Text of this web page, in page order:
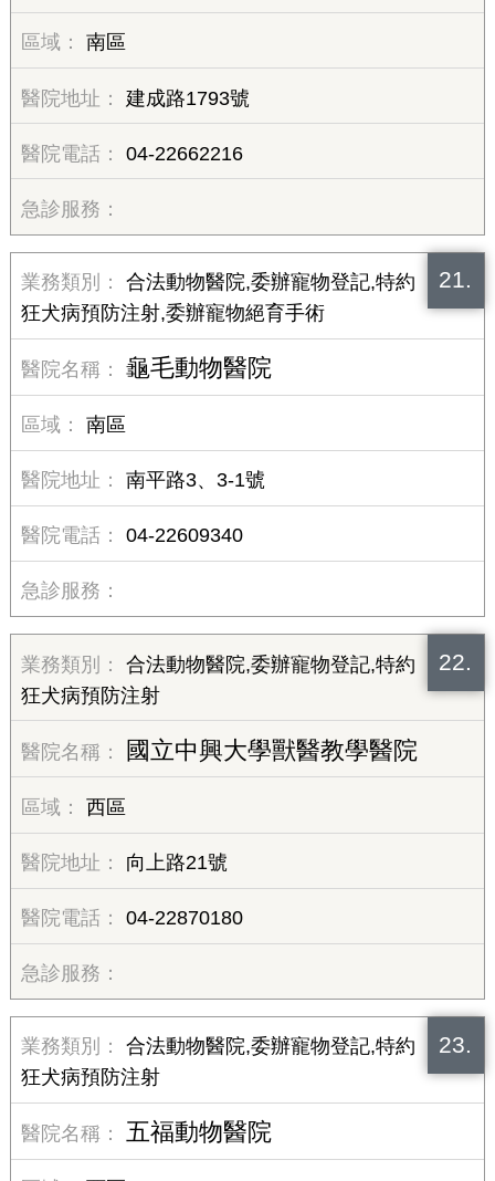
南區
建成路1793號
04-22662216
21.
合法動物醫院,委辦寵物登記,特約
狂犬病預防注射,委辦寵物絕育手術
龜毛動物醫院
南區
南平路3、3-1號
04-22609340
22.
合法動物醫院,委辦寵物登記,特約
狂犬病預防注射
國立中興大學獸醫教學醫院
西區
向上路21號
04-22870180
23.
合法動物醫院,委辦寵物登記,特約
狂犬病預防注射
五福動物醫院